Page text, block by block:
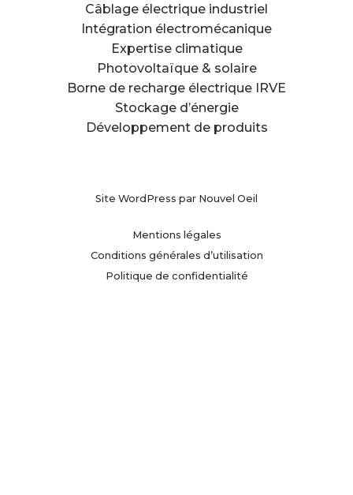
Câblage électrique industriel
Intégration électromécanique
Expertise climatique
Photovoltaïque & solaire
Borne de recharge électrique IRVE
Stockage d’énergie
Développement de produits
Site WordPress par Nouvel Oeil
Mentions légales
Conditions générales d’utilisation
Politique de confidentialité